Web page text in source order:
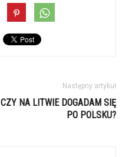
Następny artykuł
CZY NA LITWIE DOGADAM SIĘ
PO POLSKU?